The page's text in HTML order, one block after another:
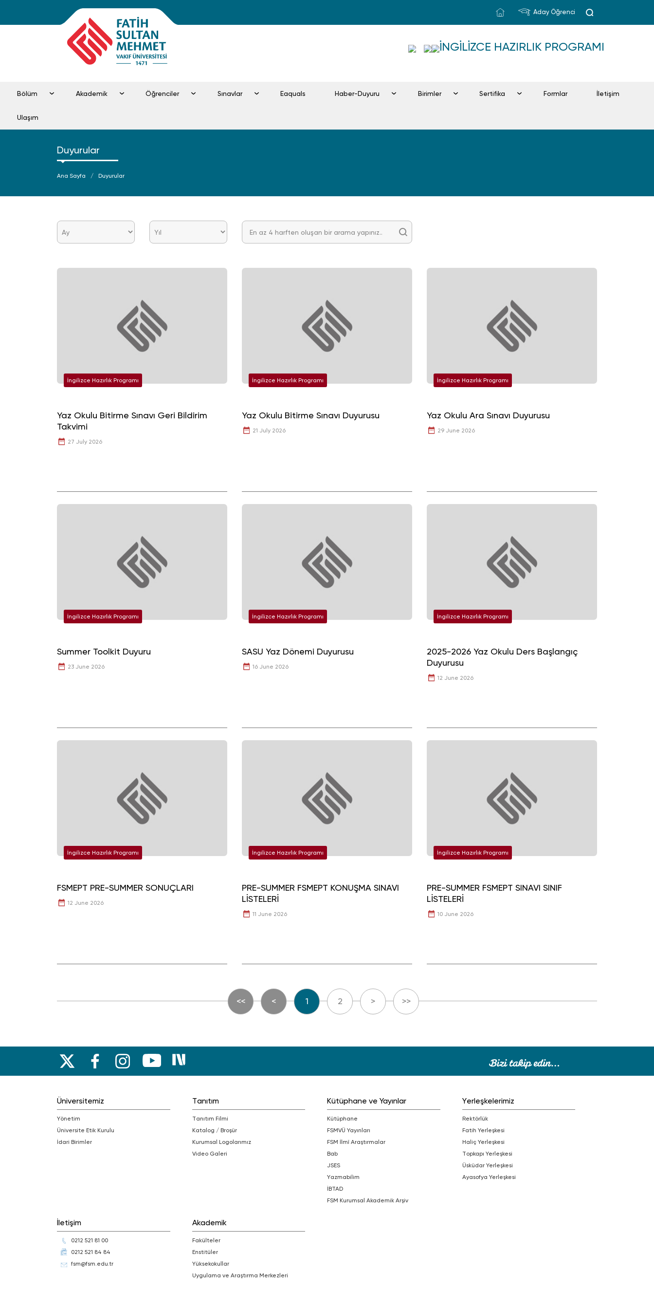
Aday Öğrenci
İNGILIZCE HAZIRLIK PROGRAMI
Bölüm Akademik Öğrenciler Sınavlar Eaquals Haber-Duyuru Birimler Sertifika Formlar İletişim
Ulaşım
Duyurular
Ana Sayfa Duyurular
İngilizce Hazırlık Programı
Yaz Okulu Bitirme Sınavı Geri Bildirim
Takvimi
27 July 2026
İngilizce Hazırlık Programı
Yaz Okulu Bitirme Sınavı Duyurusu
21 July 2026
İngilizce Hazırlık Programı
Yaz Okulu Ara Sınavı Duyurusu
29 June 2026
İngilizce Hazırlık Programı
Summer Toolkit Duyuru
23 June 2026
İngilizce Hazırlık Programı
SASU Yaz Dönemi Duyurusu
16 June 2026
İngilizce Hazırlık Programı
2025-2026 Yaz Okulu Ders Başlangıç
Duyurusu
12 June 2026
İngilizce Hazırlık Programı
FSMEPT PRE-SUMMER SONUÇLARI
12 June 2026
İngilizce Hazırlık Programı
PRE-SUMMER FSMEPT KONUŞMA SINAVI
LİSTELERİ
11 June 2026
İngilizce Hazırlık Programı
PRE-SUMMER FSMEPT SINAVI SINIF
LİSTELERİ
10 June 2026
<< < 1 2 > >>
Üniversitemiz
Yönetim
Üniversite Etik Kurulu
İdari Birimler
Tanıtım
Tanıtım Filmi
Katalog / Broşür
Kurumsal Logolarımız
Video Galeri
Kütüphane ve Yayınlar
Kütüphane
FSMVÜ Yayınları
FSM İlmî Araştırmalar
bab
JSES
Yazmabilim
İBTAD
FSM Kurumsal Akademik Arşiv
Yerleşkelerimiz
Rektörlük
Fatih Yerleşkesi
Haliç Yerleşkesi
Topkapı Yerleşkesi
Üsküdar Yerleşkesi
Ayasofya Yerleşkesi
İletişim
0212 521 81 00
0212 521 84 84
fsm@fsm.edu.tr
Akademik
Fakülteler
Enstitüler
Yüksekokullar
Uygulama ve Araştırma Merkezleri